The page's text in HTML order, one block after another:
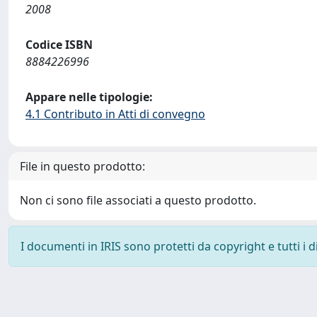
2008
Codice ISBN
8884226996
Appare nelle tipologie:
4.1 Contributo in Atti di convegno
File in questo prodotto:
Non ci sono file associati a questo prodotto.
I documenti in IRIS sono protetti da copyright e tutti i